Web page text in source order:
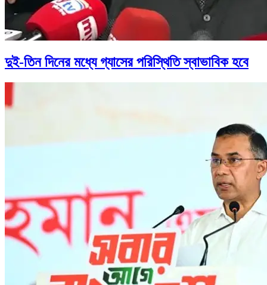
দুই-তিন দিনের মধ্যে গ্যাসের পরিস্থিতি স্বাভাবিক হবে